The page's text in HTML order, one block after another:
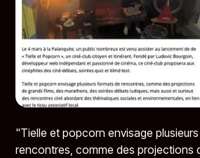
"Tielle et popcorn envisage
rencontres, comme des projections